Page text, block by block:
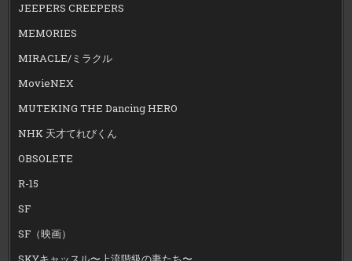
JEEPERS CREEPERS
MEMORIES
MIRACLE/ミラクル
MovieNEX
MUTEKING THE Dancing HERO
NHK 天才てれびくん
OBSOLETE
R-15
SF
SF（映画）